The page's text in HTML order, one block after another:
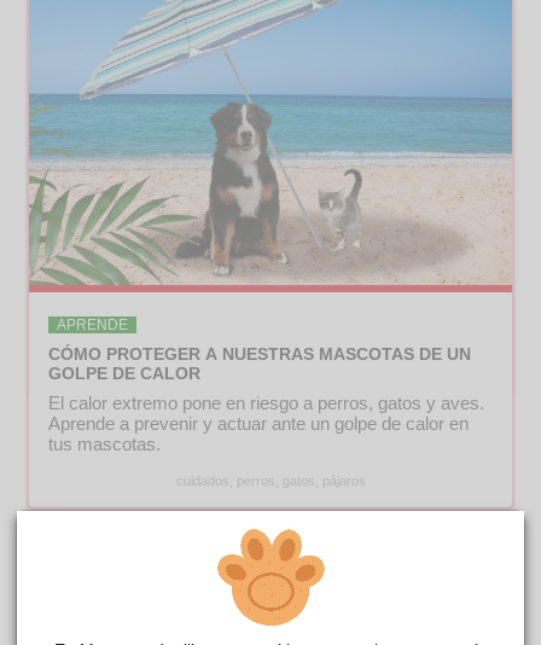
APRENDE
CÓMO PROTEGER A NUESTRAS MASCOTAS DE UN
GOLPE DE CALOR
El calor extremo pone en riesgo a perros, gatos y aves.
Aprende a prevenir y actuar ante un golpe de calor en
tus mascotas.
cuidados, perros, gatos, pájaros